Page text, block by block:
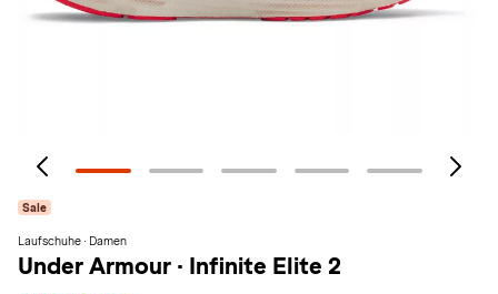
Sale
Laufschuhe · Damen
Under Armour · Infinite Elite 2